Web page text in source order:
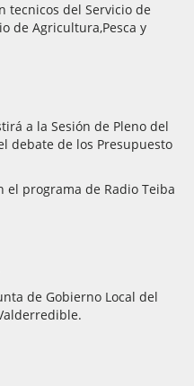
tecnicos del Servicio de
de Agricultura,Pesca y
a la Sesión de Pleno del
debate de los Presupuesto
el programa de Radio Teiba
de Gobierno Local del